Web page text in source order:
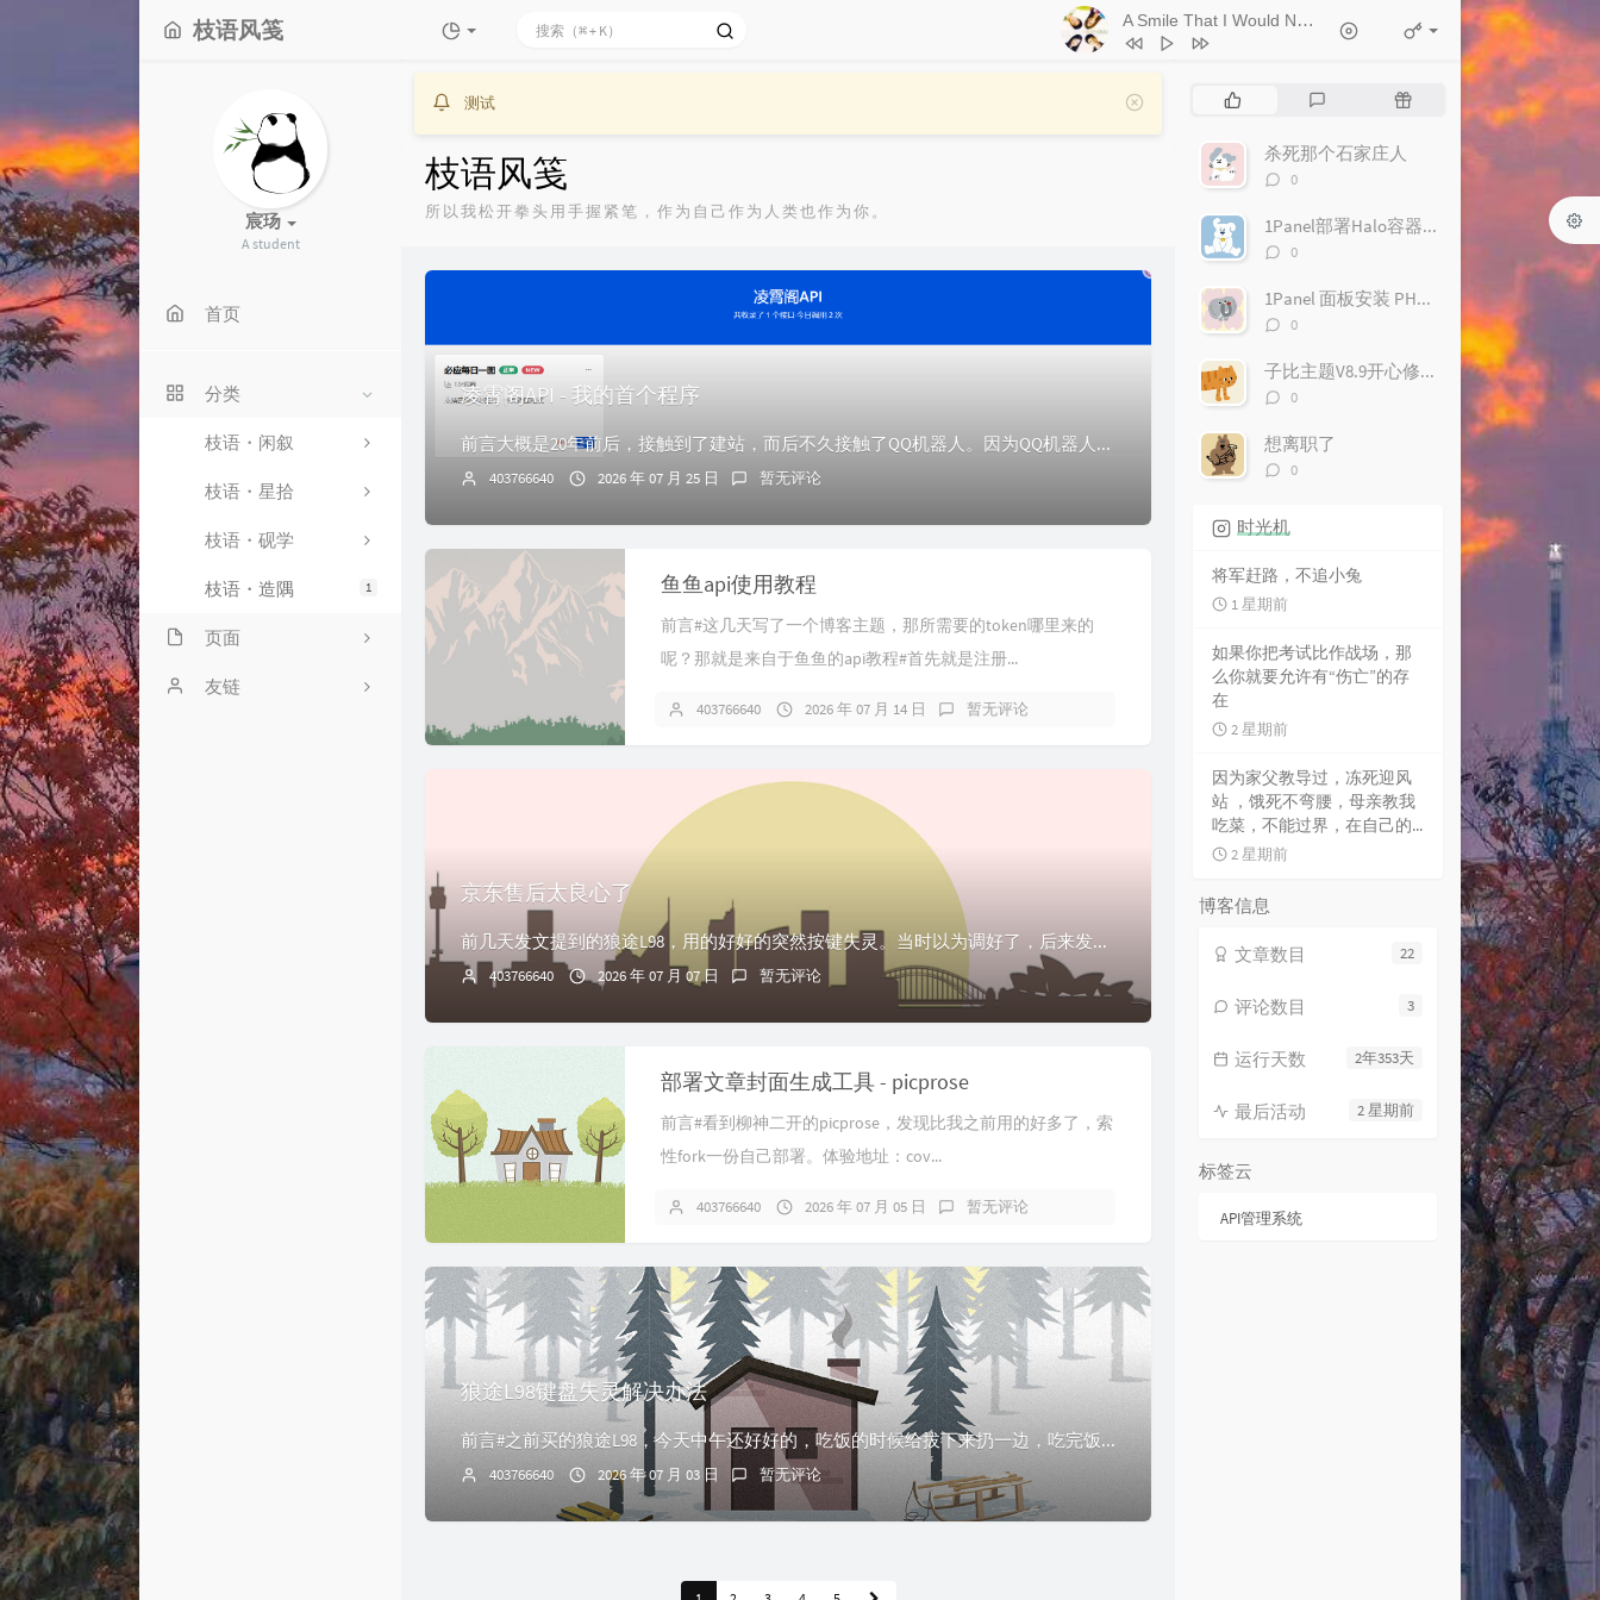
枝语风笺 A Smile That I Would Never See Again
- Kitti Kuremanee
1
Ticket (Day Trip)
Kitti Kuremanee
Playground
Old Chinese Song Kitti Kuremanee
我可以坐你旁边吗 厘小白
For You To Be Here Tom Rosenthal
叶蒨文
当初就不该学php
宸玚
A student
首页
分类
枝语・闲叙
枝语・星拾
枝语・砚学
1
枝语・造隅
页面
关于友链
测试
枝语风笺
所以我松开拳头用手握紧笔，作为自己作为人类也作为你。
凌霄阁API - 我的首个程序
前言大概是20年前后，接触到了建站，而后不久接触了QQ机器人。因为QQ机器人的部分功能需要通过接口实现，就这样我接触到了一些API站点，韩小韩API、独角...
403766640 2026 年 07 月 25 日 暂无评论
鱼鱼api使用教程
前言#这几天写了一个博客主题，那所需要的token哪里来的
呢？那就是来自于鱼鱼的api教程#首先就是注册...
403766640 2026 年 07 月 14 日 暂无评论
京东售后太良心了
前几天发文提到的狼途L98，用的好好的突然按键失灵。当时以为调好了，后来发现还是会100%复现问题，只不过是问题周期延长了。想起当时加钱买了京东延保，于是...
403766640 2026 年 07 月 07 日 暂无评论
部署文章封面生成工具 - picprose
前言#看到柳神二开的picprose，发现比我之前用的好多了，索
性fork一份自己部署。体验地址：cov...
403766640 2026 年 07 月 05 日 暂无评论
狼途L98键盘失灵解决办法
前言#之前买的狼途L98，今天中午还好好的，吃饭的时候给拔下来扔一边，吃完饭再次插上就发现出来右上角的旋钮正常、RGB灯正常外，所有按键都不好用了。后面甚...
403766640 2026 年 07 月 03 日 暂无评论
文
评
随
杀死那个石家庄人
评
数：
0
1Panel部署Halo容器反复重启问题解决
评
数：
0
1Panel 面板安装 PHP XLoader 扩展踩坑实录
评
数：
0
子比主题V8.9开心修复版
评
数：
0
想离职了
评
0
时光机
将军赶路，不追小兔
1 星期前
如果你把考试比作战场，那
么你就要允许有“伤亡”的存
在
2 星期前
因为家父教导过，冻死迎风
站 ，饿死不弯腰，母亲教我
吃菜，不能过界，在自己的...
2 星期前
博客信息
22
文章数目
3
评论数目
2年353天
运行天数
2 星期前
最后活动
标签云
API管理系统